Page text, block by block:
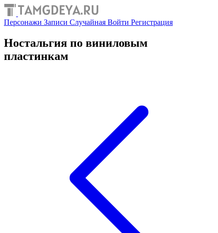
Персонажи Записи Случайная Войти Регистрация
Ностальгия по виниловым
пластинкам